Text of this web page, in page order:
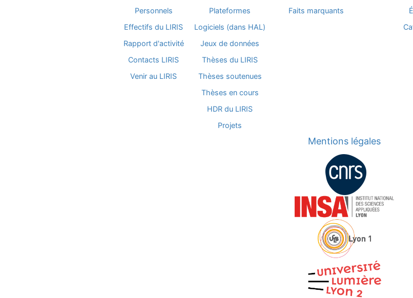
Personnels
Effectifs du LIRIS
Rapport d'activité
Contacts LIRIS
Venir au LIRIS
Plateformes
Logiciels (dans HAL)
Jeux de données
Thèses du LIRIS
Thèses soutenues
Thèses en cours
HDR du LIRIS
Projets
Faits marquants
Mentions légales